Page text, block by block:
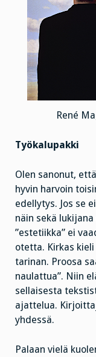
René
Työkalupakki
Olen sanonut,
hyvin harvoin
edellytys. Jos se
näin sekä
”estetiikka” ei
otetta. Kirkas
tarinan. Proosa
naulattua”. Niin
sellaisesta
ajattelua.
yhdessä.
Palaan vielä